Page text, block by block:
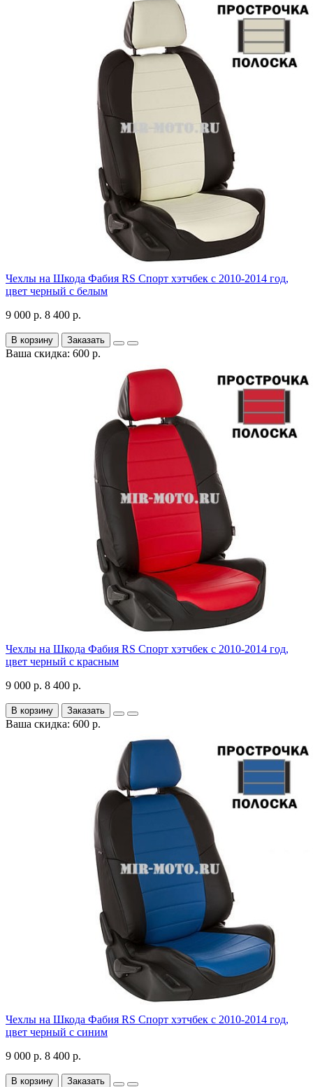
Чехлы на Шкода Фабия RS Спорт хэтчбек с 2010-2014 год,
цвет черный с белым
9 000 р. 8 400 р.
В корзину Заказать
Ваша скидка: 600 р.
Чехлы на Шкода Фабия RS Спорт хэтчбек с 2010-2014 год,
цвет черный с красным
9 000 р. 8 400 р.
В корзину Заказать
Ваша скидка: 600 р.
Чехлы на Шкода Фабия RS Спорт хэтчбек с 2010-2014 год,
цвет черный с синим
9 000 р. 8 400 р.
В корзину Заказать